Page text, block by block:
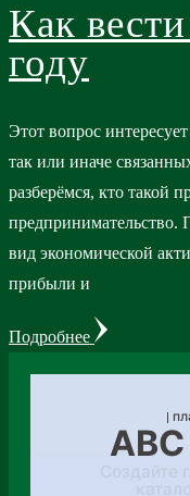
Как
году
Этот вопрос
так или иначе
разберёмся, кто такой
предпринимательство.
вид экономической
прибыли и
Подробнее